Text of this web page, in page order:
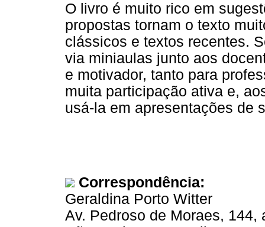
O livro é muito rico em
propostas tornam o texto
clássicos e textos recentes.
via miniaulas junto aos
e motivador, tanto para
muita participação ativa e,
usá-la em apresentações de
Correspondência:
Geraldina Porto Witter
Av. Pedroso de Moraes, 144,